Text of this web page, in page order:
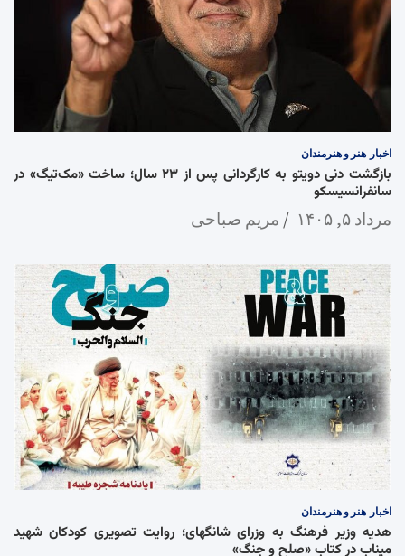
اخبار هنر و هنرمندان
بازگشت دنی دویتو به کارگردانی پس از ۲۳ سال؛ ساخت «مک‌تیگ» در
سانفرانسیسکو
مرداد ۵, ۱۴۰۵ مریم صباحی
اخبار هنر و هنرمندان
هدیه وزیر فرهنگ به وزرای شانگهای؛ روایت تصویری کودکان شهید
میناب در کتاب «صلح و جنگ»